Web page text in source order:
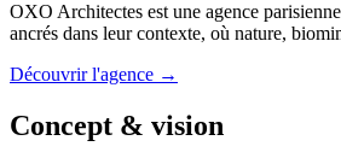
OXO Architectes est une agence
ancrés dans leur contexte, où nature,
Découvrir l'agence →
Concept & vision